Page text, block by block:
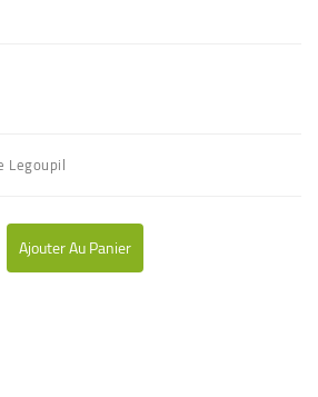
Legoupil
Ajouter Au Panier